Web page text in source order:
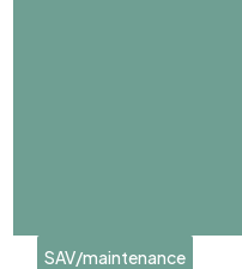
SAV/maintenance